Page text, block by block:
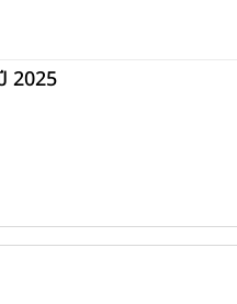
2025